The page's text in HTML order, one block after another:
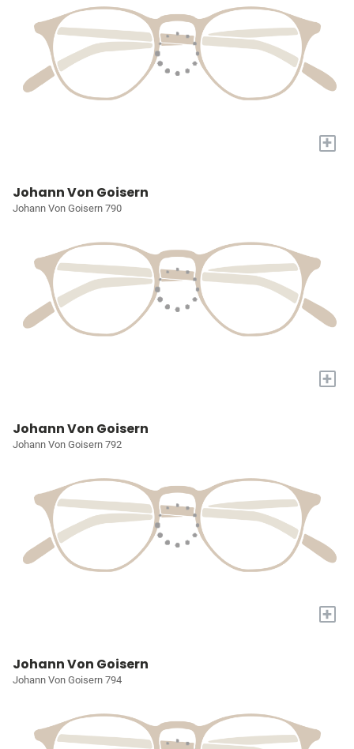
+
Johann Von Goisern
Johann Von Goisern 790
+
Johann Von Goisern
Johann Von Goisern 792
+
Johann Von Goisern
Johann Von Goisern 794